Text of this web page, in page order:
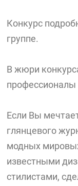
Конкурс
группе.
В жюри
профессионалы
Если Вы
глянцевого
модных
известными
стилистами,